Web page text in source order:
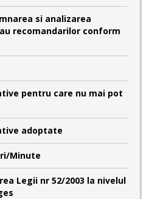
si analizarea
recomandarilor conform
pentru care nu mai pot
adoptate
Minute
Legii nr 52/2003 la nivelul